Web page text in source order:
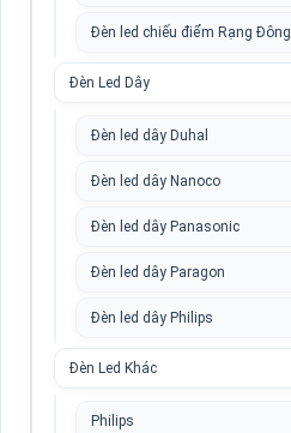
Đèn led chiếu điểm Rạng Đông
Đèn Led Dây
Đèn led dây Duhal
Đèn led dây Nanoco
Đèn led dây Panasonic
Đèn led dây Paragon
Đèn led dây Philips
Đèn Led Khác
Philips